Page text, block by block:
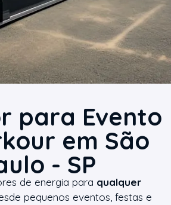
para Evento
em São
- SP
de energia para qualquer
pequenos eventos, festas e